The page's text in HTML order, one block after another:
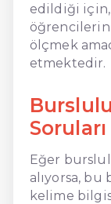
edildiği
ölçmek
etmektedir.
Soruları
Eğer
alıyorsa,
kelime